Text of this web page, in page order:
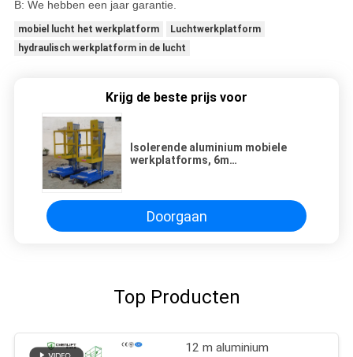
B: We hebben een jaar garantie.
mobiel lucht het werkplatform
Luchtwerkplatform
hydraulisch werkplatform in de lucht
Krijg de beste prijs voor
Isolerende aluminium mobiele
werkplatforms, 6m
Doorgaan
Top Producten
12 m aluminium